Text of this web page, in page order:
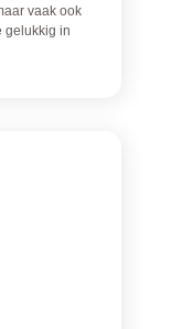
vaak ook
gelukkig in